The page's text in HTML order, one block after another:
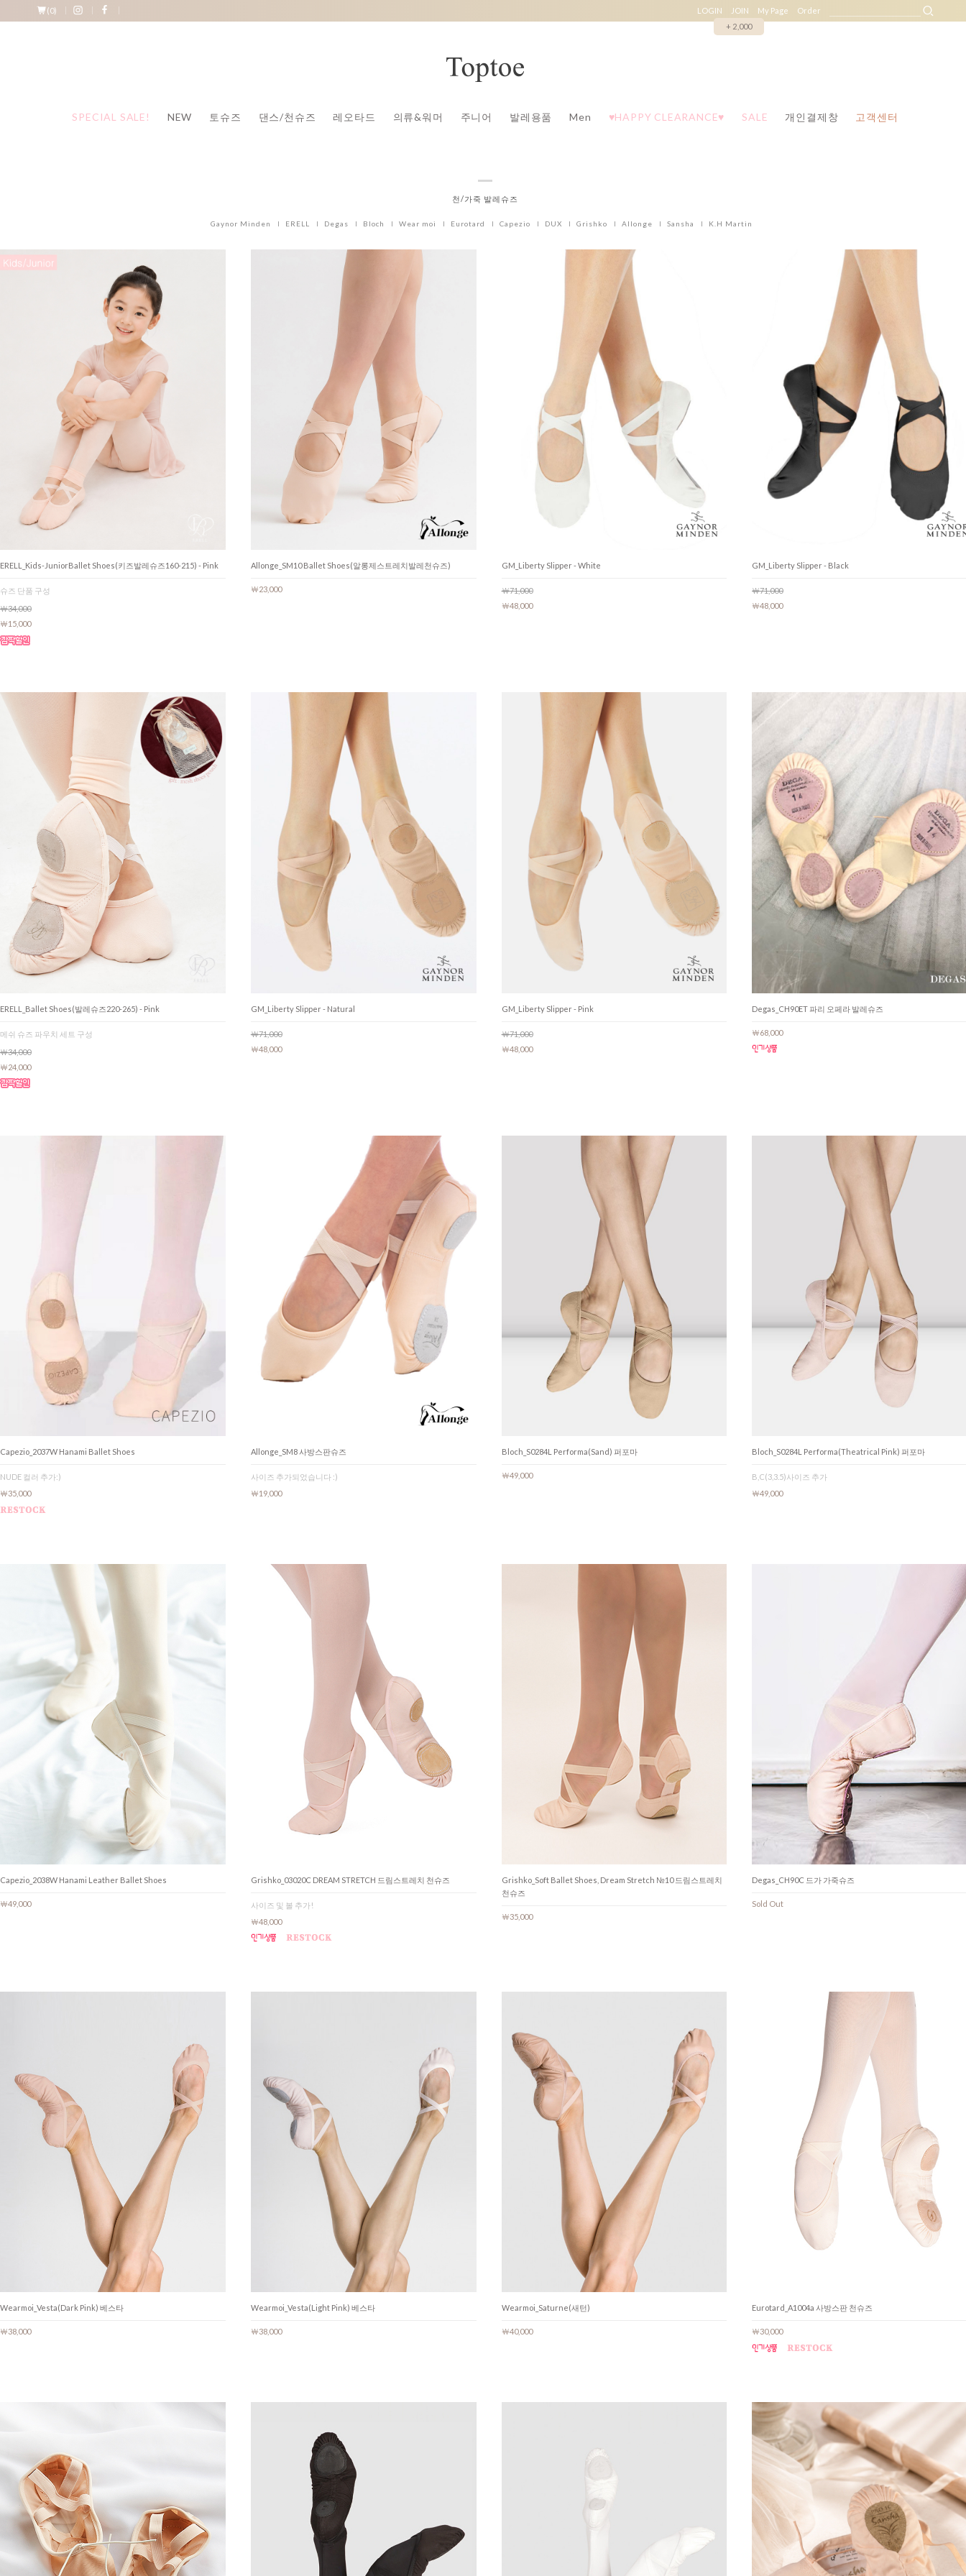
(0) LOGIN
JOIN
+ 2,000
My Page Order
SPECIAL SALE! NEW 토슈즈 댄스/천슈즈 레오타드 의류&워머 주니어 발레용품 Men ♥HAPPY CLEARANCE♥ SALE 개인결제창 고객센터
천/가죽 발레슈즈
Gaynor Minden ERELL Degas Bloch Wear moi Eurotard Capezio DUX Grishko Allonge Sansha K.H Martin
ERELL_Kids-JuniorBallet Shoes(키즈발레슈즈160-215) - Pink
슈즈 단품 구성
￦34,000
￦15,000
Allonge_SM10 Ballet Shoes(알롱제스트레치발레천슈즈)
￦23,000
GM_Liberty Slipper - White
￦71,000
￦48,000
GM_Liberty Slipper - Black
￦71,000
￦48,000
ERELL_Ballet Shoes(발레슈즈220-265) - Pink
메쉬 슈즈 파우치 세트 구성
￦34,000
￦24,000
GM_Liberty Slipper - Natural
￦71,000
￦48,000
GM_Liberty Slipper - Pink
￦71,000
￦48,000
Degas_CH90ET 파리 오페라 발레슈즈
￦68,000
Capezio_2037W Hanami Ballet Shoes
NUDE 컬러 추가:)
￦35,000
Allonge_SM8 사방스판슈즈
사이즈 추가되었습니다 :)
￦19,000
Bloch_S0284L Performa(Sand) 퍼포마
￦49,000
Bloch_S0284L Performa(Theatrical Pink) 퍼포마
B,C(3,3.5)사이즈 추가
￦49,000
Capezio_2038W Hanami Leather Ballet Shoes
￦49,000
Grishko_03020C DREAM STRETCH 드림스트레치 천슈즈
사이즈 및 볼 추가!
￦48,000
Grishko_Soft Ballet Shoes, Dream Stretch №10 드림스트레치
천슈즈
￦35,000
Degas_CH90C 드가 가죽슈즈
Sold Out
Wearmoi_Vesta(Dark Pink) 베스타
￦38,000
Wearmoi_Vesta(Light Pink) 베스타
￦38,000
Wearmoi_Saturne(새턴)
￦40,000
Eurotard_A1004a 사방스판 천슈즈
￦30,000